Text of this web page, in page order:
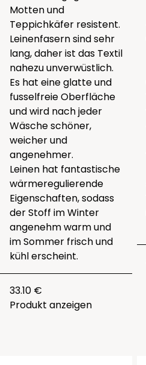
Motten und
Teppichkäfer resistent.
Leinenfasern sind sehr
lang, daher ist das Textil
nahezu unverwüstlich.
Es hat eine glatte und
fusselfreie Oberfläche
und wird nach jeder
Wäsche schöner,
weicher und
angenehmer.
Leinen hat fantastische
wärmeregulierende
Eigenschaften, sodass
der Stoff im Winter
angenehm warm und
im Sommer frisch und
kühl erscheint.
33.10 €
Produkt anzeigen